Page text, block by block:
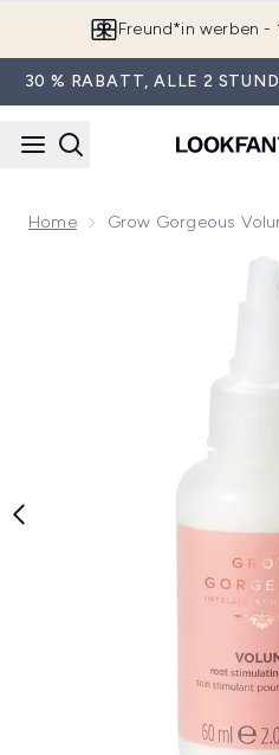
Freund*in werben -
30 % RABATT, ALLE 2
Home Grow Gorgeous
Now showing image 1 Grow